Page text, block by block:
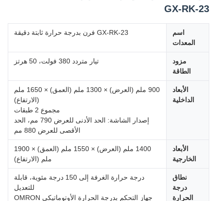
GX-RK-23
اسم
المعدات
GX-RK-23 فرن بدرجة حرارة ثابتة دقيقة
مزود
الطاقة
تيار متردد 380 فولت، 50 هرتز
الأبعاد
الداخلية
900 ملم (العرض) × 1300 ملم (العمق) × 1650 ملم
(الارتفاع)
مجموع 2 طبقات
إصدار الشاشة: الحد الأدنى للعرض 790 مم، الحد
الأقصى للعرض 880 مم
الأبعاد
الخارجية
1400 ملم (العرض) × 1550 ملم (العمق) × 1900
ملم (الارتفاع)
نطاق
درجة
الحرارة
درجة حرارة الغرفة إلى 150 درجة مئوية، قابلة
للتعديل
جهاز التحكم بدرجة الحرارة الأوتوماتيكي OMRON